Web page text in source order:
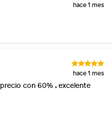
hace 1 mes
hace 1 mes
con 60% , excelente